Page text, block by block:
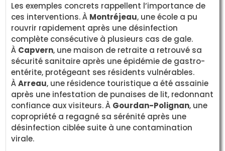
Les exemples concrets rappellent l’importance de
ces interventions. À Montréjeau, une école a pu
rouvrir rapidement après une désinfection
complète consécutive à plusieurs cas de gale.
À Capvern, une maison de retraite a retrouvé sa
sécurité sanitaire après une épidémie de gastro-
entérite, protégeant ses résidents vulnérables.
ÀArreau, une résidence touristique a été assainie
après une infestation de punaises de lit, redonnant
confiance aux visiteurs. À Gourdan-Polignan, une
copropriété a regagné sa sérénité après une
désinfection ciblée suite à une contamination
virale.